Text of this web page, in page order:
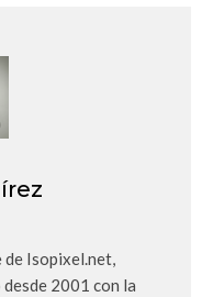
de Isopixel.net,
2001 con la